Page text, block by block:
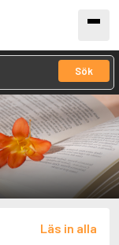
Sök
Läs in alla